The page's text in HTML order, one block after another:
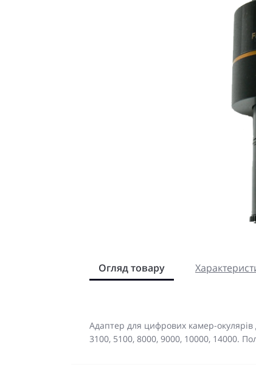
Огляд товару
Адаптер для цифрових камер-окулярів
3100, 5100, 8000, 9000, 10000, 14000.